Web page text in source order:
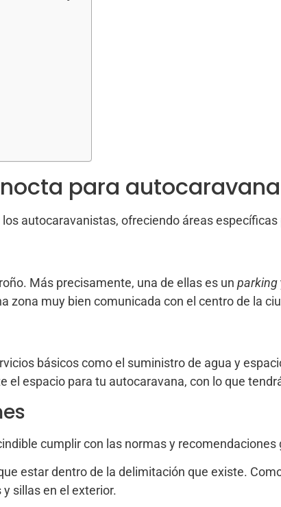
para
autocaravanistas, ofreciendo áreas
Más precisamente, una de ellas es un parking
zona muy bien comunicada con el centro de la
básicos como el suministro de agua y
el espacio para tu autocaravana, con lo que
cumplir con las normas y recomendaciones
estar dentro de la delimitación que existe.
sillas en el exterior.